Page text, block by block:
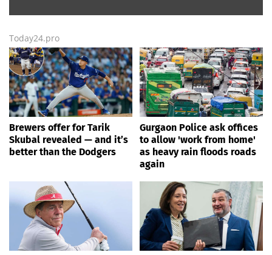
Today24.pro
Brewers offer for Tarik
Skubal revealed — and it’s
better than the Dodgers
Gurgaon Police ask offices
to allow 'work from home'
as heavy rain floods roads
again